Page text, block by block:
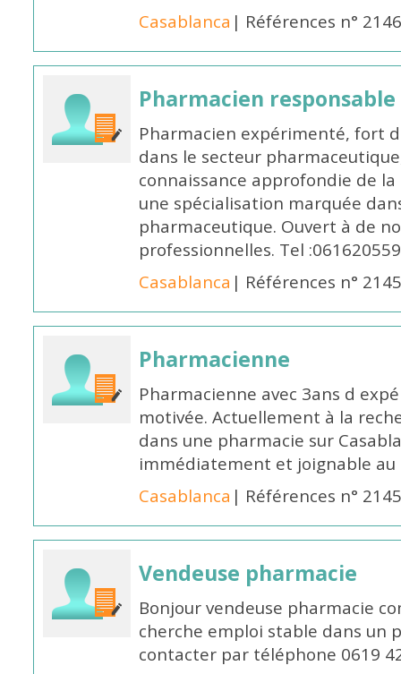
Casablanca | Références n°
Pharmacien responsable
Pharmacien expérimenté, fort
dans le secteur
connaissance approfondie de
une spécialisation marquée
pharmaceutique. Ouvert à de
professionnelles. Tel
Casablanca | Références n°
Pharmacienne
Pharmacienne avec 3ans d
motivée. Actuellement à la
dans une pharmacie sur
immédiatement et joignable au
Casablanca | Références n°
Vendeuse pharmacie
Bonjour vendeuse pharmacie
cherche emploi stable dans un
contacter par téléphone 0619